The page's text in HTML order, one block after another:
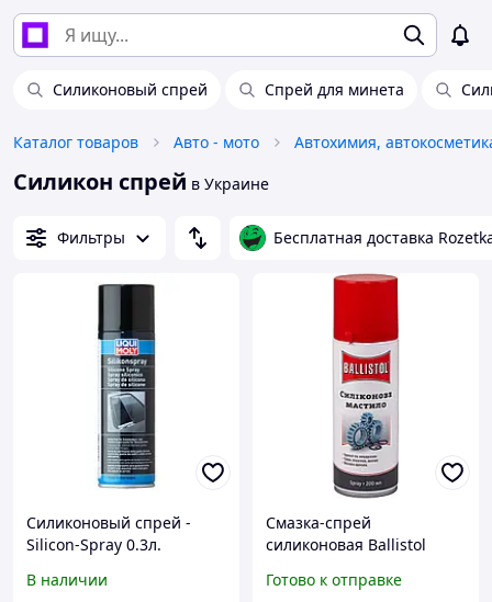
Силиконовый спрей Спрей для минета
Каталог товаров Авто - мото
Силикон спрей в Украине
Фильтры Бесплатная доставка
Силиконовый спрей -
Silicon-Spray 0.3л.
В наличии
Смазка-спрей
силиконовая Ballistol
Готово к отправке